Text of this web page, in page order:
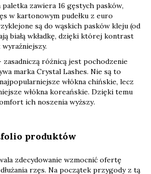
paletka zawiera 16 gęstych pasków,
w kartonowym pudełku z euro
są do wąskich pasków kleju (od
białą wkładkę, dzięki której kontrast
zasadniczą różnicą jest pochodzenie
marka Crystal Lashes. Nie są to
włókna chińskie, lecz
włókna koreańskie. Dzięki temu
ich noszenia wyższy.
produktów
zdecydowanie wzmocnić ofertę
rzęs. Na początek przygody z tą